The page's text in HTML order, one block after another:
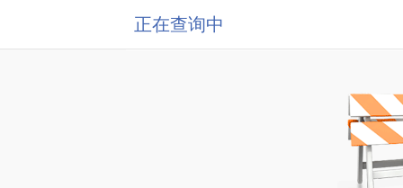
正在查询中